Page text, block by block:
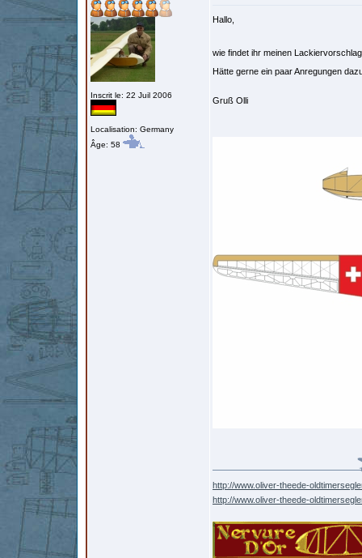
Inscrit le: 22 Juil 2006
Localisation: Germany
Âge: 58
Hallo,
wie findet ihr meinen
Hätte gerne ein paar Anregungen
Gruß Olli
http://www.oliver-theede-
http://www.oliver-theede-